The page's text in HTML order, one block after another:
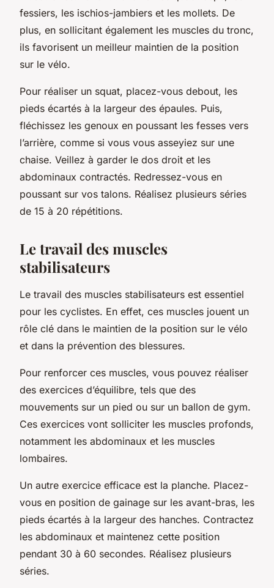
fessiers, les ischios-jambiers et les mollets. De
plus, en sollicitant également les muscles du tronc,
ils favorisent un meilleur maintien de la position
sur le vélo.
Pour réaliser un squat, placez-vous debout, les
pieds écartés à la largeur des épaules. Puis,
fléchissez les genoux en poussant les fesses vers
l’arrière, comme si vous vous asseyiez sur une
chaise. Veillez à garder le dos droit et les
abdominaux contractés. Redressez-vous en
poussant sur vos talons. Réalisez plusieurs séries
de 15 à 20 répétitions.
Le travail des muscles
stabilisateurs
Le travail des muscles stabilisateurs est essentiel
pour les cyclistes. En effet, ces muscles jouent un
rôle clé dans le maintien de la position sur le vélo
et dans la prévention des blessures.
Pour renforcer ces muscles, vous pouvez réaliser
des exercices d’équilibre, tels que des
mouvements sur un pied ou sur un ballon de gym.
Ces exercices vont solliciter les muscles profonds,
notamment les abdominaux et les muscles
lombaires.
Un autre exercice efficace est la planche. Placez-
vous en position de gainage sur les avant-bras, les
pieds écartés à la largeur des hanches. Contractez
les abdominaux et maintenez cette position
pendant 30 à 60 secondes. Réalisez plusieurs
séries.